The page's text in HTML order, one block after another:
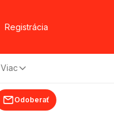
Registrácia
Viac
Odoberať